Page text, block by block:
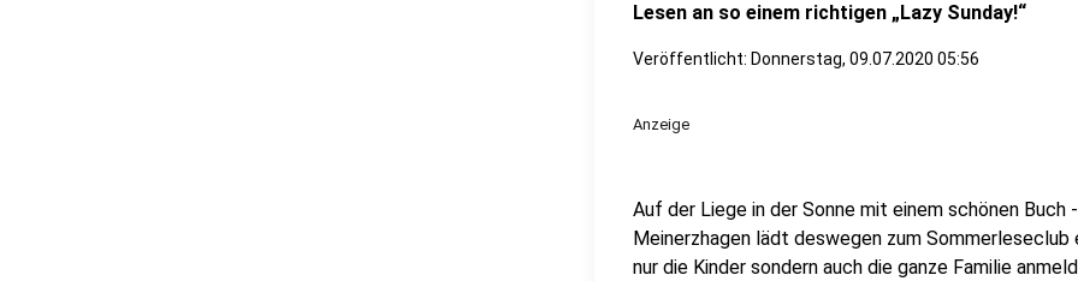
Lesen an so einem richtigen „Lazy Sunday!“
Veröffentlicht: Donnerstag, 09.07.2020 05:56
Anzeige
Auf der Liege in der Sonne mit einem schönen Buch
Meinerzhagen lädt deswegen zum Sommerleseclub
nur die Kinder sondern auch die ganze Familie